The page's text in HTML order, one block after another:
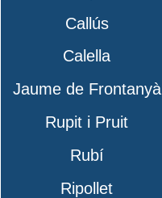
Callús
Calella
Jaume de Frontanyà
Rupit i Pruit
Rubí
Ripollet